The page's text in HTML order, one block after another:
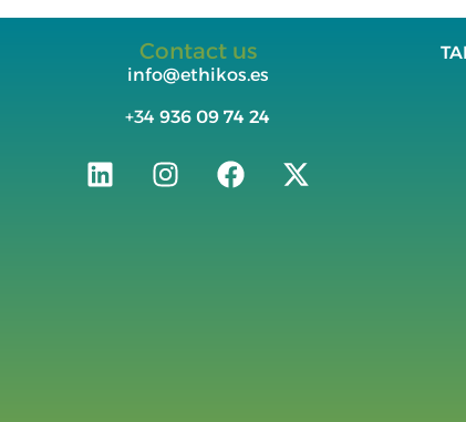
Contact us
info@ethikos.es
+34 936 09 74 24